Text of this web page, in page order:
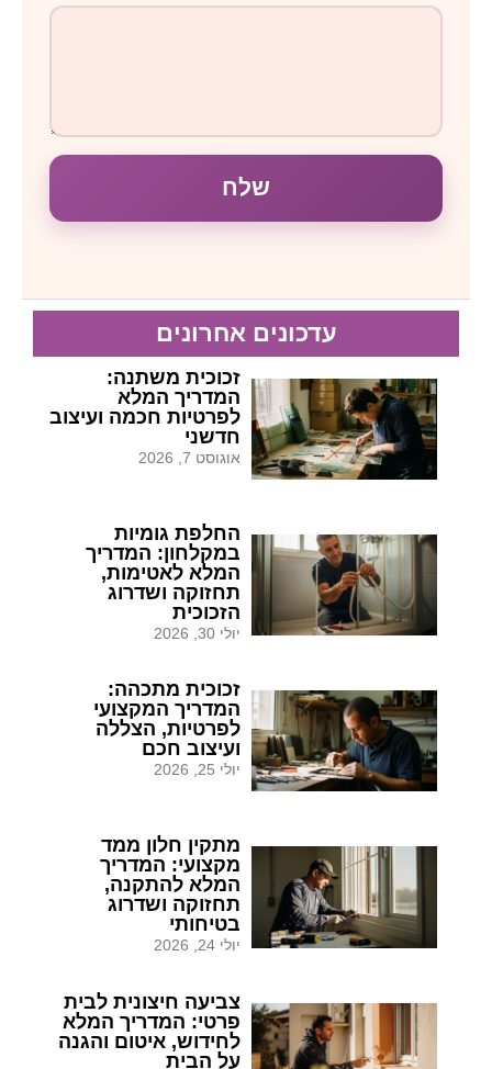
שלח
עדכונים אחרונים
זכוכית משתנה:
המדריך המלא
לפרטיות חכמה ועיצוב
חדשני
אוגוסט 7, 2026
החלפת גומיות
במקלחון: המדריך
המלא לאטימות,
תחזוקה ושדרוג
הזכוכית
יולי 30, 2026
זכוכית מתכהה:
המדריך המקצועי
לפרטיות, הצללה
ועיצוב חכם
יולי 25, 2026
מתקין חלון ממד
מקצועי: המדריך
המלא להתקנה,
תחזוקה ושדרוג
בטיחותי
יולי 24, 2026
צביעה חיצונית לבית
פרטי: המדריך המלא
לחידוש, איטום והגנה
על הבית